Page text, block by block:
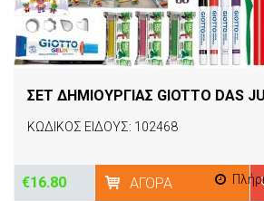
ΚΩΔΙΚΟΣ ΕΙΔΟΥΣ: 102468
€16.80 ΑΓΟΡΆ